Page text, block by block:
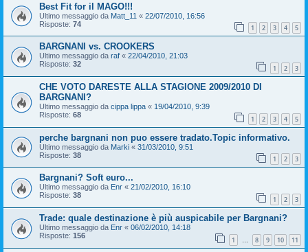
Best Fit for il MAGO!!!
Ultimo messaggio da Matt_11 « 22/07/2010, 16:56
Risposte: 74 1 2 3 4 5
BARGNANI vs. CROOKERS
Ultimo messaggio da raf « 22/04/2010, 21:03
Risposte: 32 1 2 3
CHE VOTO DARESTE ALLA STAGIONE 2009/2010 DI
BARGNANI?
Ultimo messaggio da cippa lippa « 19/04/2010, 9:39
Risposte: 68 1 2 3 4 5
perche bargnani non puo essere tradato.Topic informativo.
Ultimo messaggio da Marki « 31/03/2010, 9:51
Risposte: 38 1 2 3
Bargnani? Soft euro...
Ultimo messaggio da Enr « 21/02/2010, 16:10
Risposte: 38 1 2 3
Trade: quale destinazione è più auspicabile per Bargnani?
Ultimo messaggio da Enr « 06/02/2010, 14:18
Risposte: 156 1 8 9 10 11